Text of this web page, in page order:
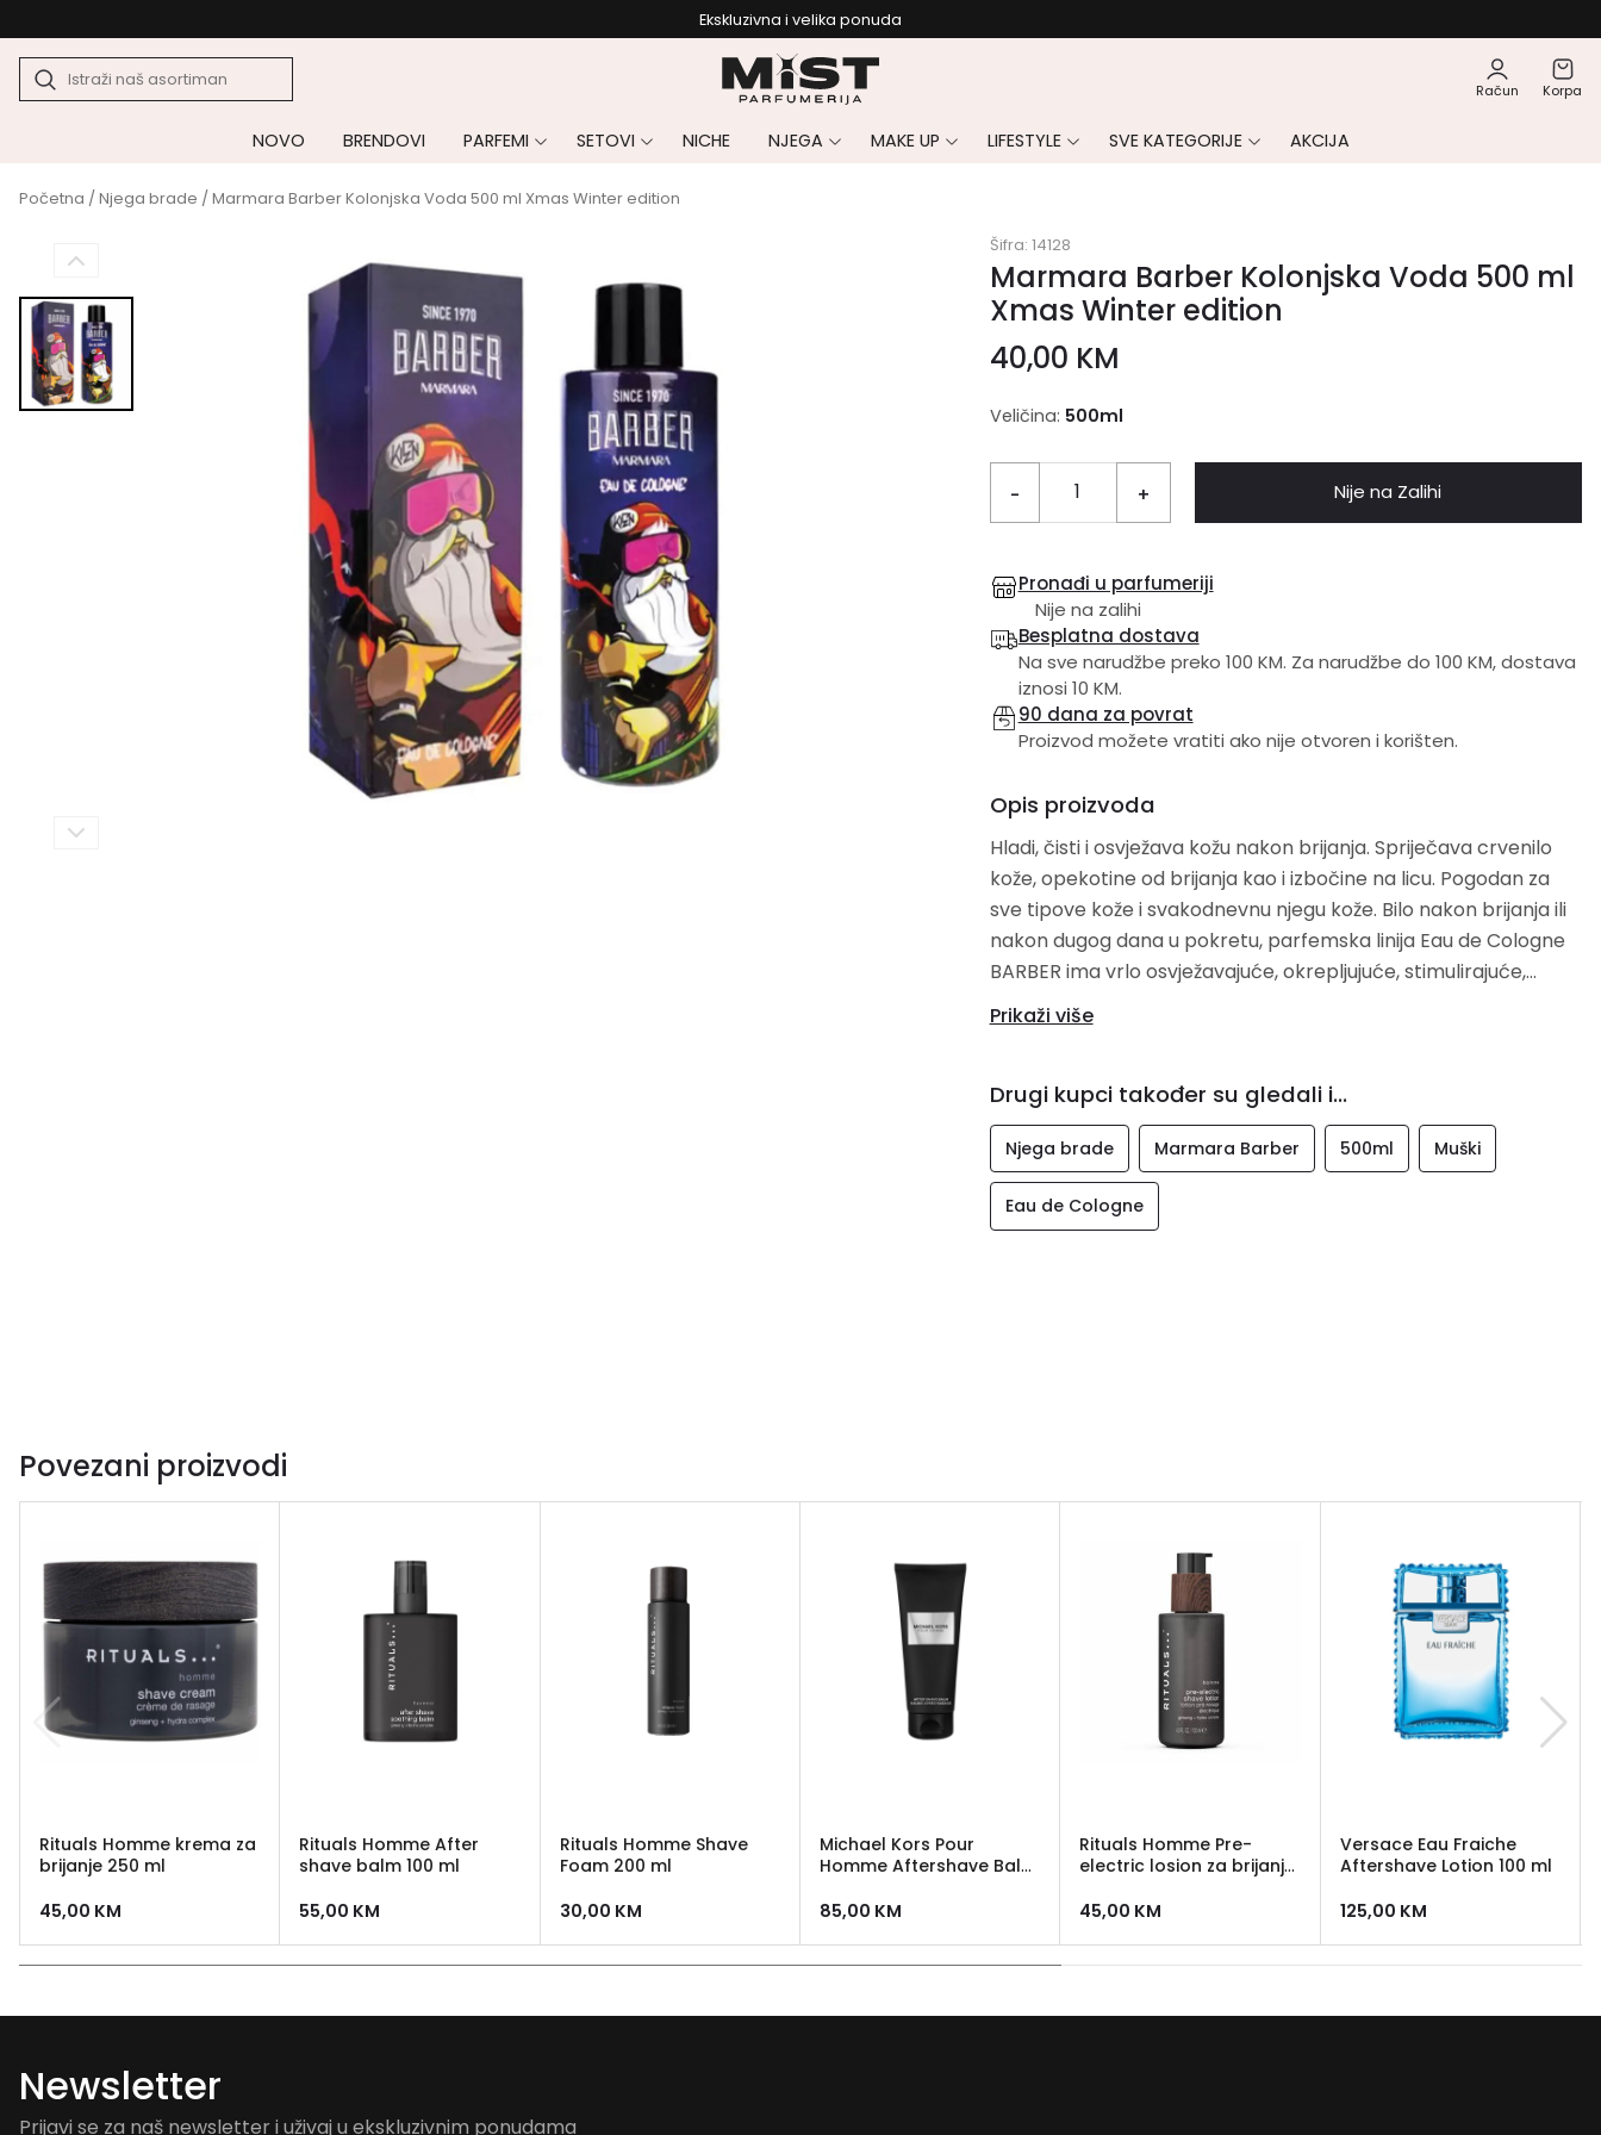
Ekskluzivna i velika ponuda
Račun Korpa
NOVO BRENDOVI PARFEMI SETOVI NICHE NJEGA MAKE UP LIFESTYLE SVE KATEGORIJE AKCIJA
Početna /Njega brade / Marmara Barber Kolonjska Voda 500 ml Xmas Winter edition
Šifra: 14128
Marmara Barber Kolonjska Voda 500 ml
Xmas Winter edition
40,00 KM
Veličina: 500ml
- + Nije na Zalihi
Pronađi u parfumeriji
Nije na zalihi
Besplatna dostava
Na sve narudžbe preko 100 KM. Za narudžbe do 100 KM, dostava
iznosi 10 KM.
90 dana za povrat
Proizvod možete vratiti ako nije otvoren i korišten.
Opis proizvoda
Hladi, čisti i osvježava kožu nakon brijanja. Spriječava crvenilo
kože, opekotine od brijanja kao i izbočine na licu. Pogodan za
sve tipove kože i svakodnevnu njegu kože. Bilo nakon brijanja ili
nakon dugog dana u pokretu, parfemska linija Eau de Cologne
BARBER ima vrlo osvježavajuće, okrepljujuće, stimulirajuće,
poboljšava raspoloženje i stimulativno djelovanje. Vaša koža će
biti opuštena i hidratizirana. Spriječavaju se opekotine od
dragoj osobi novogodišnje izdanje Marmara Barber kolonjsku
vodu.
Prikaži više
Drugi kupci također su gledali i...
Njega brade Marmara Barber 500ml Muški
Eau de Cologne
Povezani proizvodi
Rituals Homme krema za
brijanje 250 ml
45,00 KM
Rituals Homme After
shave balm 100 ml
55,00 KM
Rituals Homme Shave
Foam 200 ml
30,00 KM
Michael Kors Pour
Homme Aftershave Balm
85,00 KM
Rituals Homme Pre-
electric losion za brijanje
45,00 KM
Versace Eau Fraiche
Aftershave Lotion 100 ml
125,00 KM
Newsletter
Prijavi se za naš newsletter i uživaj u ekskluzivnim ponudama